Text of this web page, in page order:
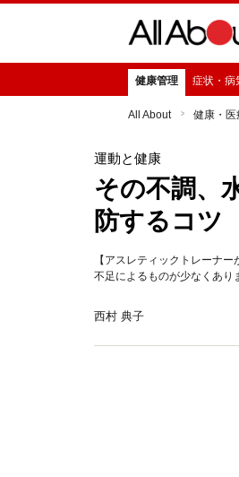
健康管理 症状・病
All About 健康・医
運動と健康
その不調、
防するコツ
【アスレティックトレーナ
不足によるものが少なくあり
西村 典子